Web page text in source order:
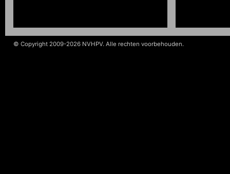
© Copyright 2009-2026 NVHPV. Alle rechten voorbehouden.